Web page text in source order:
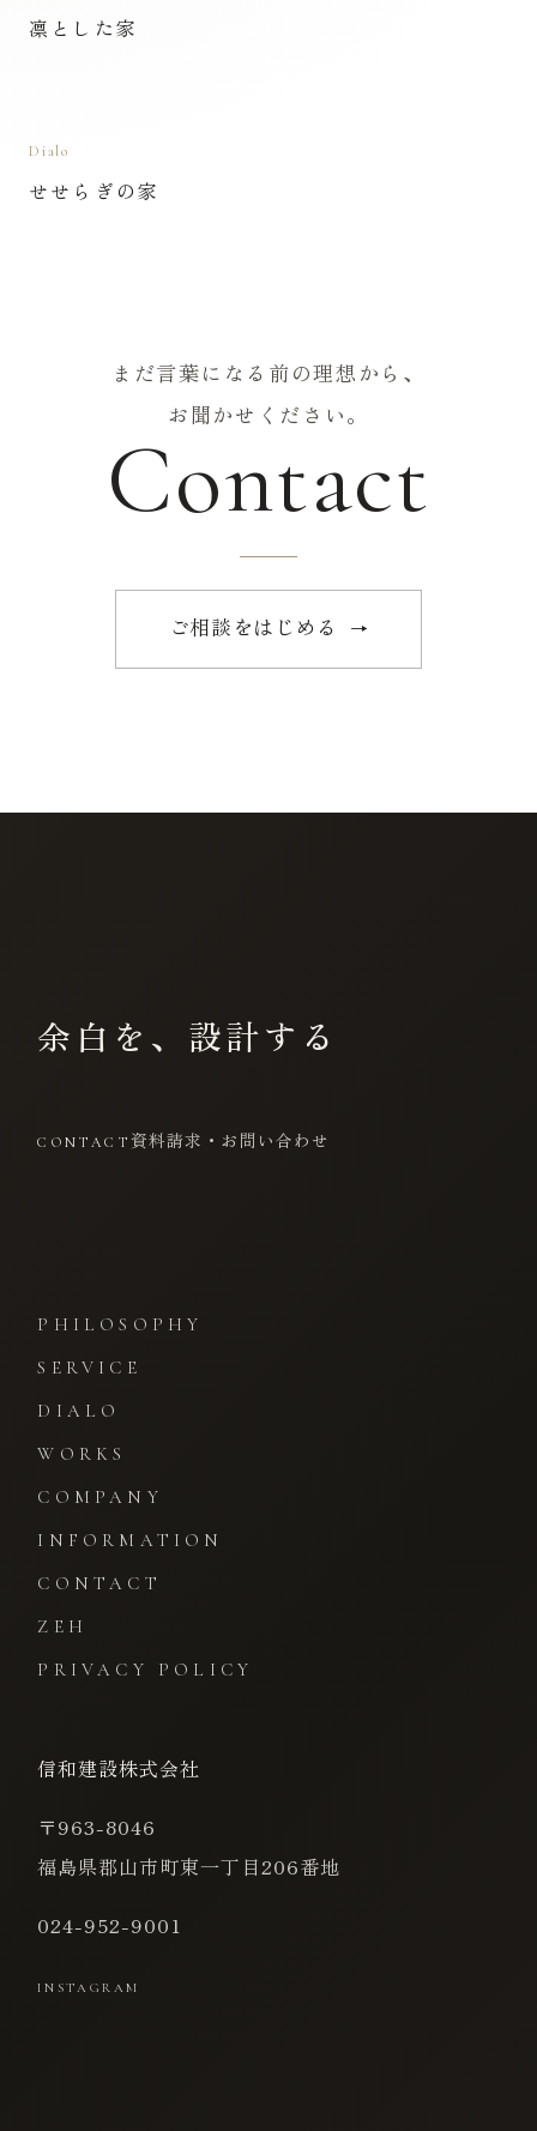
凛とした家
Dialo
せせらぎの家
まだ言葉になる前の理想から、
お聞かせください。
Contact
ご相談をはじめる →
余白を、設計する
CONTACT 資料請求・お問い合わせ
PHILOSOPHY
SERVICE
DIALO
WORKS
COMPANY
INFORMATION
CONTACT
ZEH
PRIVACY POLICY
信和建設株式会社
〒963-8046
福島県郡山市町東一丁目206番地
024-952-9001
INSTAGRAM